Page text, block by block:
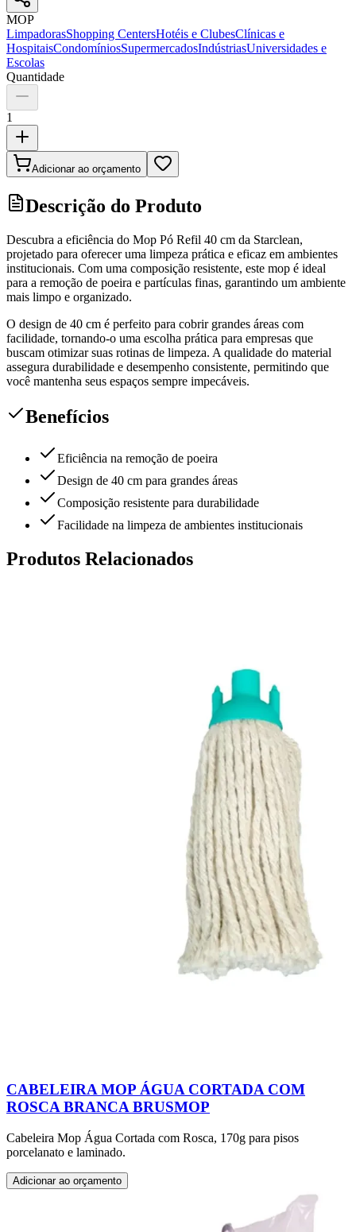
MOP
LimpadorasShopping CentersHotéis e ClubesClínicas e
HospitaisCondomíniosSupermercadosIndústriasUniversidades e
Escolas
Quantidade
1
Adicionar ao orçamento
Descrição do Produto
Descubra a eficiência do Mop Pó Refil 40 cm da Starclean,
projetado para oferecer uma limpeza prática e eficaz em ambientes
institucionais. Com uma composição resistente, este mop é ideal
para a remoção de poeira e partículas finas, garantindo um ambiente
mais limpo e organizado.
O design de 40 cm é perfeito para cobrir grandes áreas com
facilidade, tornando-o uma escolha prática para empresas que
buscam otimizar suas rotinas de limpeza. A qualidade do material
assegura durabilidade e desempenho consistente, permitindo que
você mantenha seus espaços sempre impecáveis.
Benefícios
Eficiência na remoção de poeira
Design de 40 cm para grandes áreas
Composição resistente para durabilidade
Facilidade na limpeza de ambientes institucionais
Produtos Relacionados
CABELEIRA MOP ÁGUA CORTADA COM
ROSCA BRANCA BRUSMOP
Cabeleira Mop Água Cortada com Rosca, 170g para pisos
porcelanato e laminado.
Adicionar ao orçamento